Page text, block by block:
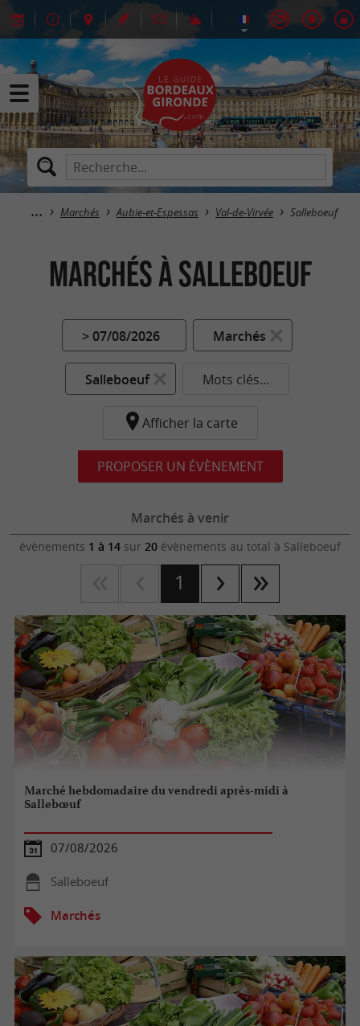
Marchés Aubie-et-Espessas Val-de-Virvée Salleboeuf
Marchés à Salleboeuf
> 07/08/2026 Marchés
Salleboeuf Mots clés...
Afficher la carte
PROPOSER UN ÉVÈNEMENT
Marchés à venir
évènements 1 à 14 sur 20 évènements au total à Salleboeuf
1
Marché hebdomadaire du vendredi après-midi à
Sallebœuf
07/08/2026
Salleboeuf
Marchés